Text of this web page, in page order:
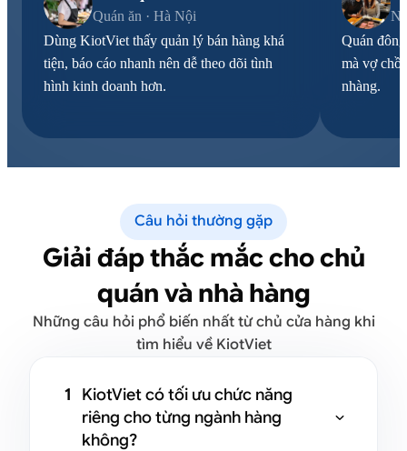
Quán ăn · Hà Nội
Dùng KiotViet thấy quản lý bán hàng khá
tiện, báo cáo nhanh nên dễ theo dõi tình
hình kinh doanh hơn.
Quán
mà vợ
nhàng.
Câu hỏi thường gặp
Giải đáp thắc mắc cho chủ
quán và nhà hàng
Những câu hỏi phổ biến nhất từ chủ cửa hàng khi
tìm hiểu về KiotViet
1
KiotViet có tối ưu chức năng
riêng cho từng ngành hàng
không?
